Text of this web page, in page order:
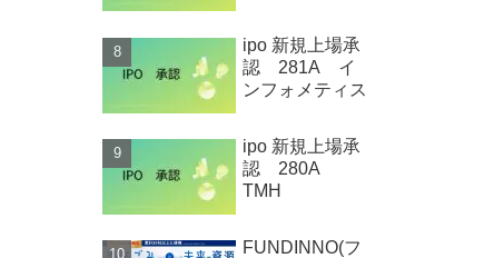
ipo 新規上場承
認 281A イ
ンフォメティス
ipo 新規上場承
認 280A
TMH
FUNDINNO(フ